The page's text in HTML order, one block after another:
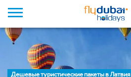
Дешевые туристические пакеты в Латвия